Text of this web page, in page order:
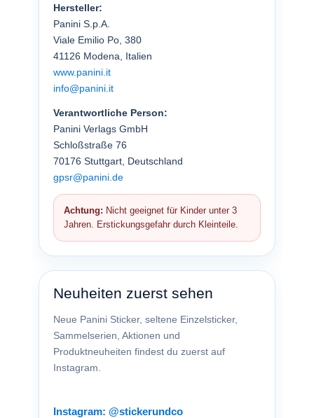
Hersteller:
Panini S.p.A.
Viale Emilio Po, 380
41126 Modena, Italien
www.panini.it
info@panini.it
Verantwortliche Person:
Panini Verlags GmbH
Schloßstraße 76
70176 Stuttgart, Deutschland
gpsr@panini.de
Achtung: Nicht geeignet für Kinder unter 3
Jahren. Erstickungsgefahr durch Kleinteile.
Neuheiten zuerst sehen
Neue Panini Sticker, seltene Einzelsticker,
Sammelserien, Aktionen und
Produktneuheiten findest du zuerst auf
Instagram.
Instagram: @stickerundco